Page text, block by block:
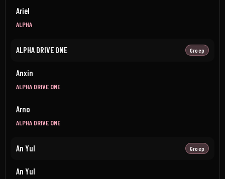
Ariel
ALPHA
ALPHA DRIVE ONE Groep
Anxin
ALPHA DRIVE ONE
Arno
ALPHA DRIVE ONE
An Yul Groep
An Yul